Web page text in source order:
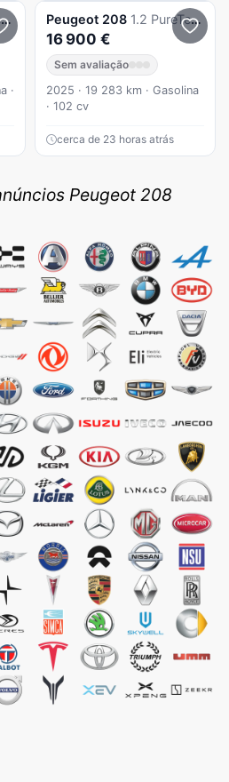
·
Peugeot 208 1.2 PureTech Style
16 900 €
Sem avaliação
2025 · 19 283 km · Gasolina
· 102 cv
cerca de 23 horas atrás
Peugeot 208